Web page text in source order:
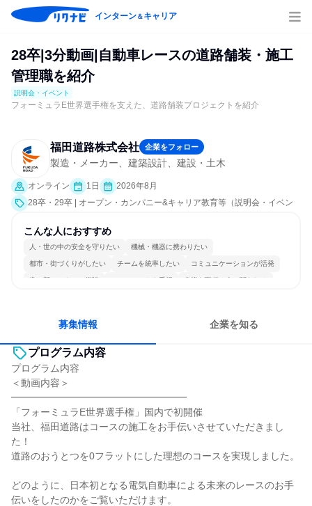
インターン＆キャリア
28卒|3分動画|自動車レースの道路舗装・施工
管理職を紹介
説明会・イベント
フォーミュラE世界選手権を支えた、道路舗装プロジェクトを紹介
福田道路株式会社 企業をフォロー
製造・メーカー、建築設計、建設・土木
オンライン 1日
2026年8月
28卒・29卒 | オープン・カンパニー&キャリア教育等（説明会・イベン
こんな人におすすめ
人・世の中の安全を守りたい 機械・機器に携わりたい
都市・街づくりがしたい チームを統率したい コミュニケーションが活発
常に新しいものに挑戦 チームワークを重視 多様な職種の人と関われる
募集情報 企業を知る
プログラム内容
プログラム内容
＜動画内容＞
━━━━━━━━━━━━━━━━━━
「フォーミュラE世界選手権」国内で初開催
当社、福田道路はコースの施工をお手伝いさせていただきまし
た！
道路のおうとつを0フラットにした理想のコースを実現しました。
どのように、日本初となる電気自動車による未来のレースのお手
伝いをしたのかをご覧いただけます。